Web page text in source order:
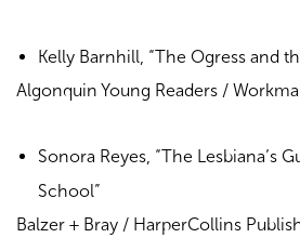
Kelly Barnhill, “The Ogress and
Algonquin Young Readers /
Sonora Reyes, “The Lesbiana’s
School”
Balzer + Bray / HarperCollins